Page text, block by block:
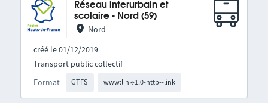
Réseau interurbain et
scolaire - Nord (59)
Nord
créé le 01/12/2019
Format GTFS www:link-1.0-http--link
Transport public collectif